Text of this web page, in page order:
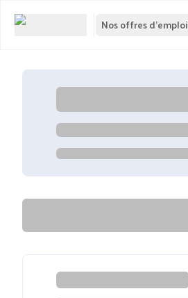
Nos offres d'emploi